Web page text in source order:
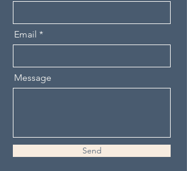
Email
Message
Send